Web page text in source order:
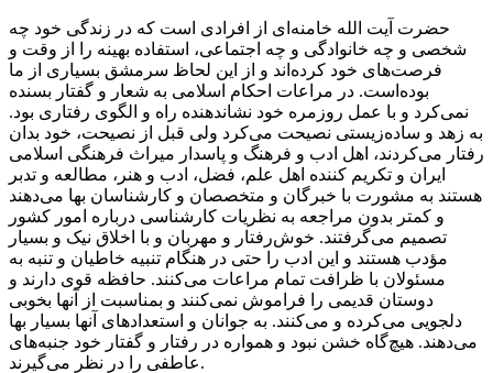
حضرت آیت الله خامنه‌ای از افرادی است که در زندگی خود چه
شخصی و چه خانوادگی و چه اجتماعی، استفاده بهینه را از وقت و
فرصت‌های خود کرده‌اند و از این لحاظ سرمشق بسیاری از ما
بوده‌است. در مراعات احکام اسلامی به شعار و گفتار بسنده
نمی‌کرد و با عمل روزمره خود نشاندهنده راه و الگوی رفتاری بود.
به زهد و ساده‌زیستی نصیحت می‌کرد ولی قبل از نصیحت، خود بدان
رفتار می‌کردند، اهل ادب و فرهنگ و پاسدار میراث فرهنگی اسلامی
ایران و تکریم کننده اهل علم، فضل، ادب و هنر، مطالعه و تدبر
هستند به مشورت با خبرگان و متخصصان و کارشناسان بها می‌دهند
و کمتر بدون مراجعه به نظریات کارشناسی درباره امور کشور
تصمیم می‌گرفتند. خوش‌رفتار و مهربان و با اخلاق نیک و بسیار
مؤدب هستند و این ادب را حتی در هنگام تنبیه خاطیان و تنبه به
مسئولان با ظرافت تمام مراعات می‌کنند. حافظه قوی دارند و
دوستان قدیمی را فراموش نمی‌کنند و بمناسبت از آنها بخوبی
دلجویی می‌کرده و می‌کنند. به جوانان و استعدادهای آنها بسیار بها
می‌دهند. هیچ‌گاه خشن نبود و همواره در رفتار و گفتار خود جنبه‌های
عاطفی را در نظر می‌گیرند.